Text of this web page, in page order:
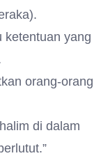
ketentuan yang
orang-orang
di dalam